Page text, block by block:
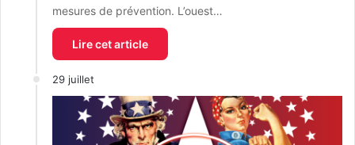
mesures de prévention. L’ouest…
Lire cet article
29 juillet